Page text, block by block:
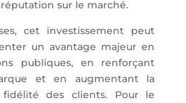
sur le marché.
cet investissement peut
un avantage majeur en
publiques, en renforçant
et en augmentant la
des clients. Pour le